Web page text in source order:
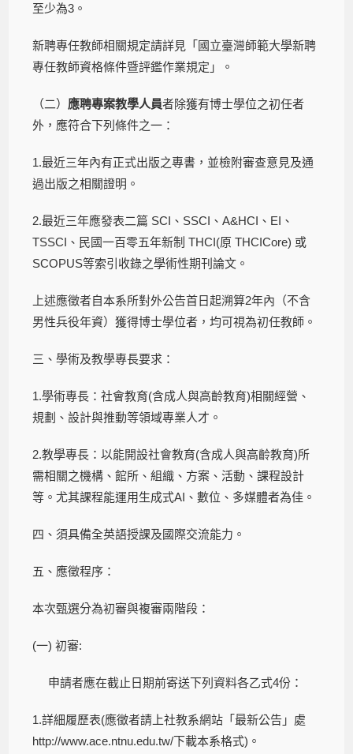
至少為3。
新聘專任教師相關規定請詳見「國立臺灣師範大學新聘
專任教師資格條件暨評鑑作業規定」。
（二） 應聘專案教學人員者除獲有博士學位之初任者
外，應符合下列條件之一：
1.最近三年內有正式出版之專書，並檢附審查意見及通
過出版之相關證明。
2.最近三年應發表二篇 SCI、SSCI、A&HCI、EI、
TSSCI、民國一百零五年新制 THCI(原 THCICore) 或
SCOPUS等索引收錄之學術性期刊論文。
上述應徵者自本系所對外公告首日起溯算2年內（不含
男性兵役年資）獲得博士學位者，均可視為初任教師。
三、學術及教學專長要求：
1.學術專長：社會教育(含成人與高齡教育)相關經營、
規劃、設計與推動等領域專業人才。
2.教學專長：以能開設社會教育(含成人與高齡教育)所
需相關之機構、館所、組織、方案、活動、課程設計
等。尤其課程能運用生成式AI、數位、多媒體者為佳。
四、須具備全英語授課及國際交流能力。
五、應徵程序：
本次甄選分為初審與複審兩階段：
(一) 初審:
申請者應在截止日期前寄送下列資料各乙式4份：
1.詳細履歷表(應徵者請上社教系網站「最新公告」處
http://www.ace.ntnu.edu.tw/下載本系格式)。